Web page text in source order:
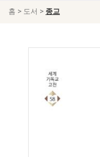
홈 > 도서 > 종교